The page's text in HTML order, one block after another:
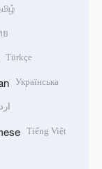
ย
Türkçe
Українська
Tiếng Việt